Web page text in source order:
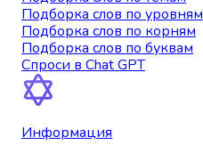
Подборка слов по уровням
Подборка слов по корням
Подборка слов по буквам
Спроси в Chat GPT
Информация